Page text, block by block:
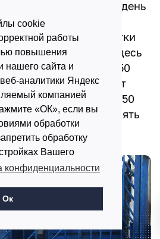
cookie
работы
повышения
нашего сайта и
аналитики Яндекс
компанией
«ОК», если вы
обработки
обработку
Вашего
конфиденциальности
Ок
кормят через сутки: день
Взрослому
2000 ккал в сутки
а здесь
вытягивает на 1350
день, когда поставят
хлеба, только 850
образумиться, понять